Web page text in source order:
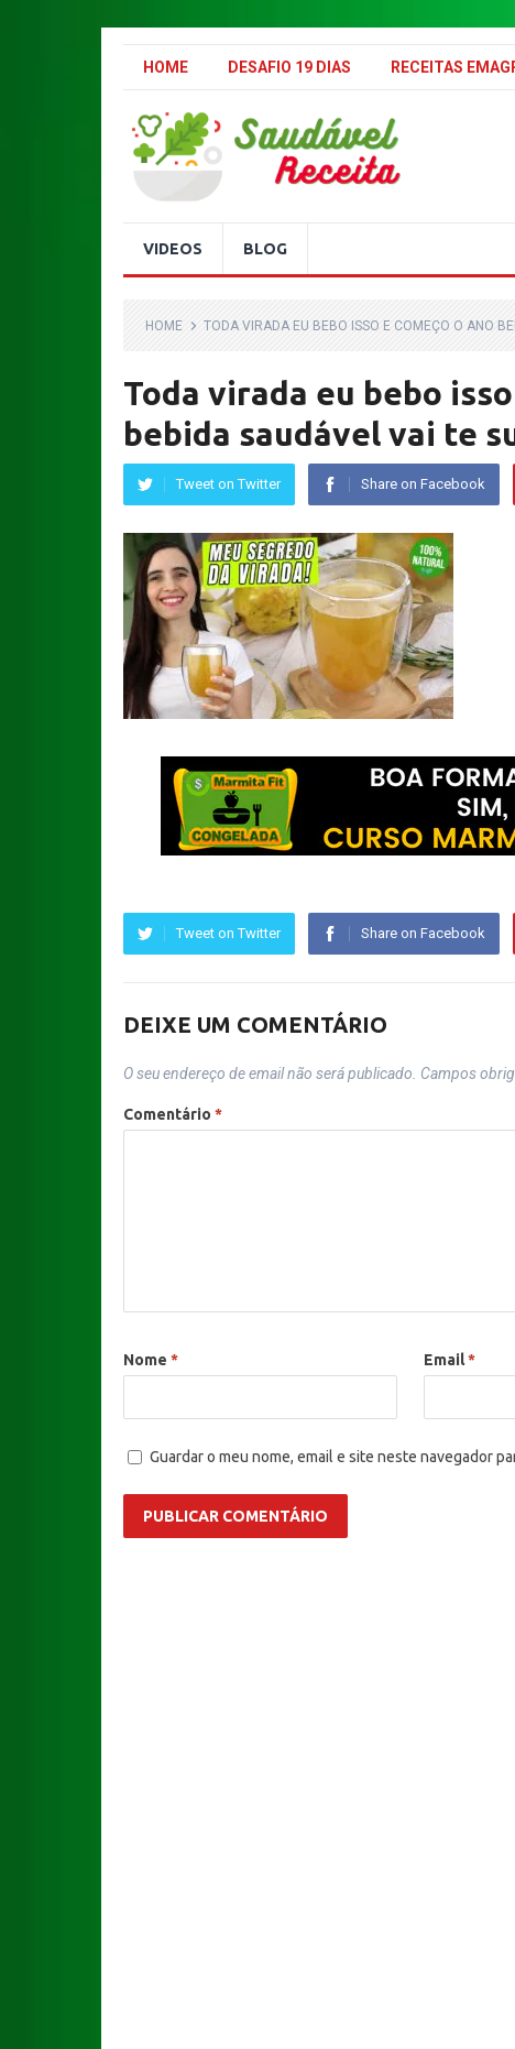
.
HOME DESAFIO 19 DIAS RECEITAS
VIDEOS BLOG
HOME TODA VIRADA EU BEBO ISSO E COMEÇO O ANO
Toda virada eu bebo
bebida saudável vai te
Tweet on Twitter Share on Facebook
Tweet on Twitter Share on Facebook
DEIXE UM COMENTÁRIO
O seu endereço de email não será publicado. Campos
Comentário *
Nome * Email*
Guardar o meu nome, email e site neste navegador